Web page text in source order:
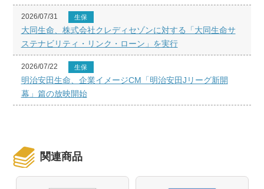
2026/07/31 生保
大同生命、株式会社クレディセゾンに対する「大同生命サ
ステナビリティ・リンク・ローン」を実行
2026/07/22 生保
明治安田生命、企業イメージCM「明治安田Jリーグ新開
幕」篇の放映開始
関連商品